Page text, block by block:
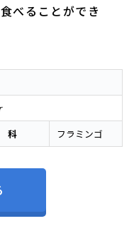
べることができ
科 フラミンゴ